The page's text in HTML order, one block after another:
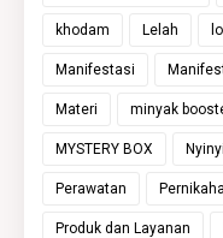
khodam Lelah
Manifestasi
Materi minyak
MYSTERY BOX
Perawatan
Produk dan Layanan